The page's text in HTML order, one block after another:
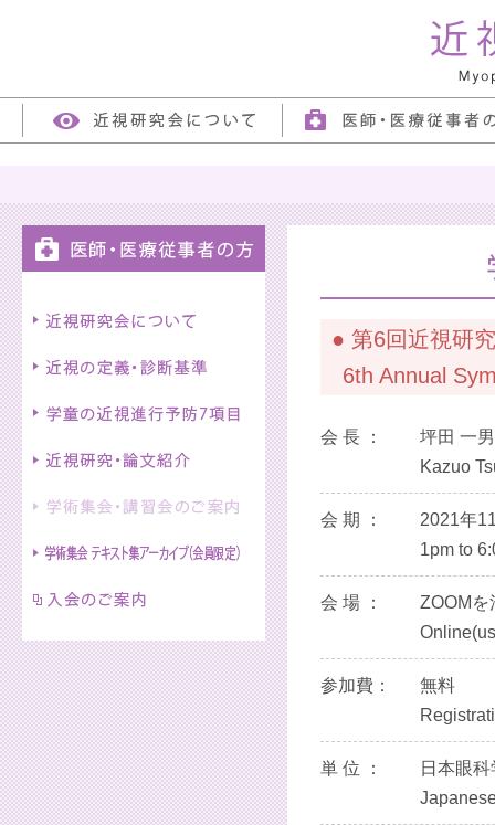
● 第6回近視研
6th Annual
会 長 ：
坪田 一
Kazuo
会 期 ：
2021年
1pm to
会 場 ：
ZOOM
参加費：
無料
単 位 ：
日本眼